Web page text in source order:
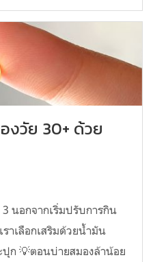
งวัย 30+ ด้วย
นอกจากเริ่มปรับการกิน
าเลือกเสริมด้วยน้ำมัน
ปุก 💡ตอนบ่ายสมองล้าน้อย